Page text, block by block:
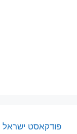
פודקאסט ישראל